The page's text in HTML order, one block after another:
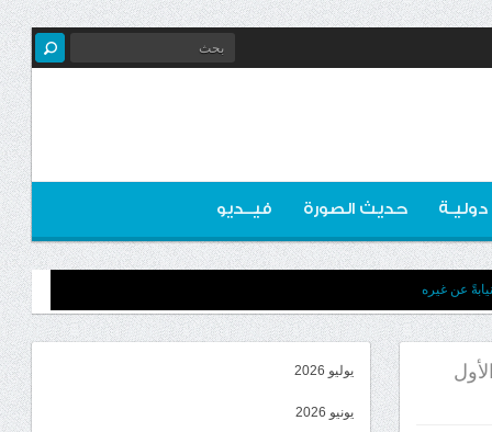
دوليـة حديث الصورة فيــديو
عن غيره
يوليو 2026
يونيو 2026